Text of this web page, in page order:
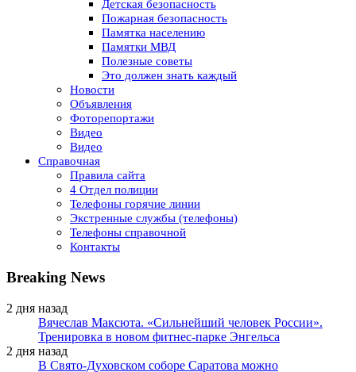
Детская безопасность
Пожарная безопасность
Памятка населению
Памятки МВД
Полезные советы
Это должен знать каждый
Новости
Объявления
Фоторепортажи
Видео
Видео
Справочная
Правила сайта
4 Отдел полиции
Телефоны горячие линии
Экстренные службы (телефоны)
Телефоны справочной
Контакты
Breaking News
2 дня назад
Вячеслав Максюта. «Сильнейший человек России».
Тренировка в новом фитнес-парке Энгельса
2 дня назад
В Свято-Духовском соборе Саратова можно